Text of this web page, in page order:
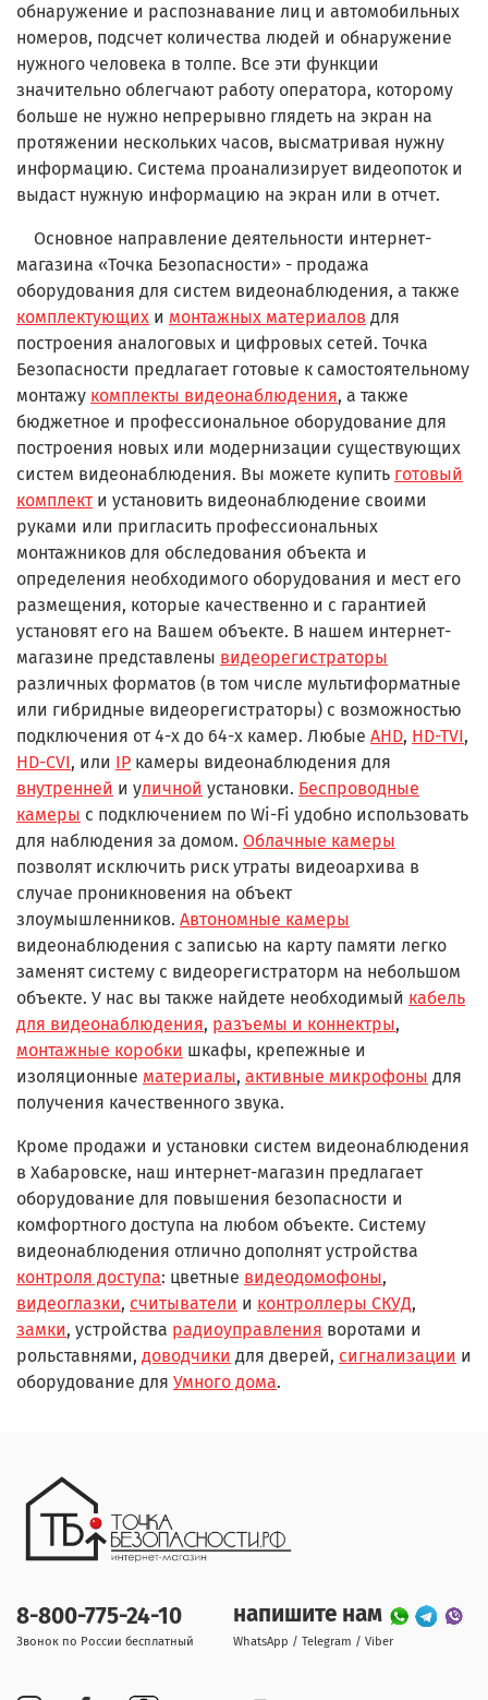
обнаружение и распознавание лиц и автомобильных
номеров, подсчет количества людей и обнаружение
нужного человека в толпе. Все эти функции
значительно облегчают работу оператора, которому
больше не нужно непрерывно глядеть на экран на
протяжении нескольких часов, высматривая нужну
информацию. Система проанализирует видеопоток и
выдаст нужную информацию на экран или в отчет.
Основное направление деятельности интернет-
магазина «Точка Безопасности» - продажа
оборудования для систем видеонаблюдения, а также
комплектующих и монтажных материалов для
построения аналоговых и цифровых сетей. Точка
Безопасности предлагает готовые к самостоятельному
монтажу комплекты видеонаблюдения, а также
бюджетное и профессиональное оборудование для
построения новых или модернизации существующих
систем видеонаблюдения. Вы можете купить готовый
комплекти установить видеонаблюдение своими
руками или пригласить профессиональных
монтажников для обследования объекта и
определения необходимого оборудования и мест его
размещения, которые качественно и с гарантией
установят его на Вашем объекте. В нашем интернет-
магазине представлены видеорегистраторы
различных форматов (в том числе мультиформатные
или гибридные видеорегистраторы) с возможностью
подключения от 4-х до 64-х камер. Любые AHD, HD-TVI,
HD-CVI, или IP камеры видеонаблюдения для
внутренней и уличной установки. Беспроводные
камеры с подключением по Wi-Fi удобно использовать
для наблюдения за домом. Облачные камеры
позволят исключить риск утраты видеоархива в
случае проникновения на объект
злоумышленников. Автономные камеры
видеонаблюдения с записью на карту памяти легко
заменят систему с видеорегистраторм на небольшом
объекте. У нас вы также найдете необходимый кабель
для видеонаблюдения, разъемы и коннектры,
монтажные коробки шкафы, крепежные и
изоляционные материалы, активные микрофоны для
получения качественного звука.
Кроме продажи и установки систем видеонаблюдения
в Хабаровске, наш интернет-магазин предлагает
оборудование для повышения безопасности и
комфортного доступа на любом объекте. Систему
видеонаблюдения отлично дополнят устройства
контроля доступа: цветные видеодомофоны,
видеоглазки, считыватели и контроллеры СКУД,
замки, устройства радиоуправления воротами и
рольставнями, доводчики для дверей, сигнализации и
оборудование для Умного дома.
8-800-775-24-10
Звонок по России бесплатный
напишите нам
WhatsApp / Telegram / Viber